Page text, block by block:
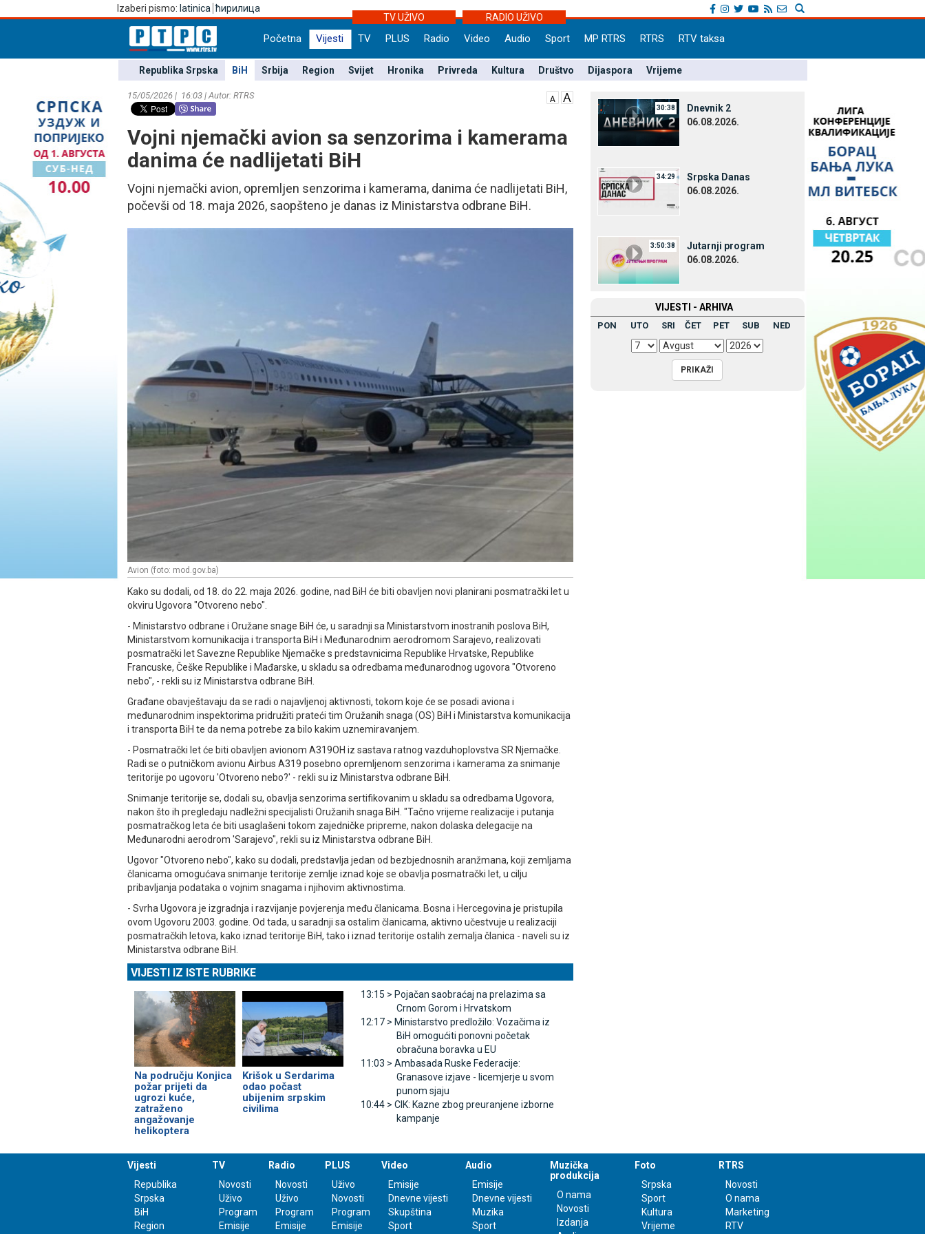
Izaberi pismo: latinica ћирилица
TV UŽIVO
RADIO UŽIVO
Početna Vijesti TV PLUS Radio Video Audio Sport MP RTRS RTRS RTV taksa
Republika Srpska BiH Srbija Region Svijet Hronika Privreda Kultura Društvo Dijaspora Vrijeme
15/05/2026 | 16:03 | Autor: RTRS
Vojni njemački avion sa senzorima i kamerama
danima će nadlijetati BiH
Vojni njemački avion, opremljen senzorima i kamerama, danima će nadlijetati BiH,
počevši od 18. maja 2026, saopšteno je danas iz Ministarstva odbrane BiH.
Avion (foto: mod.gov.ba)
Kako su dodali, od 18. do 22. maja 2026. godine, nad BiH će biti obavljen novi planirani posmatrački let u
okviru Ugovora "Otvoreno nebo".
- Ministarstvo odbrane i Oružane snage BiH će, u saradnji sa Ministarstvom inostranih poslova BiH,
Ministarstvom komunikacija i transporta BiH i Međunarodnim aerodromom Sarajevo, realizovati
posmatrački let Savezne Republike Njemačke s predstavnicima Republike Hrvatske, Republike
Francuske, Češke Republike i Mađarske, u skladu sa odredbama međunarodnog ugovora "Otvoreno
nebo", - rekli su iz Ministarstva odbrane BiH.
Građane obavještavaju da se radi o najavljenoj aktivnosti, tokom koje će se posadi aviona i
međunarodnim inspektorima pridružiti prateći tim Oružanih snaga (OS) BiH i Ministarstva komunikacija
i transporta BiH te da nema potrebe za bilo kakim uznemiravanjem.
- Posmatrački let će biti obavljen avionom A319OH iz sastava ratnog vazduhoplovstva SR Njemačke.
Radi se o putničkom avionu Airbus A319 posebno opremljenom senzorima i kamerama za snimanje
teritorije po ugovoru 'Otvoreno nebo?' - rekli su iz Ministarstva odbrane BiH.
Snimanje teritorije se, dodali su, obavlja senzorima sertifikovanim u skladu sa odredbama Ugovora,
nakon što ih pregledaju nadležni specijalisti Oružanih snaga BiH. "Tačno vrijeme realizacije i putanja
posmatračkog leta će biti usaglašeni tokom zajedničke pripreme, nakon dolaska delegacije na
Međunarodni aerodrom 'Sarajevo", rekli su iz Ministarstva odbrane BiH.
Ugovor "Otvoreno nebo", kako su dodali, predstavlja jedan od bezbjednosnih aranžmana, koji zemljama
članicama omogućava snimanje teritorije zemlje iznad koje se obavlja posmatrački let, u cilju
pribavljanja podataka o vojnim snagama i njihovim aktivnostima.
- Svrha Ugovora je izgradnja i razvijanje povjerenja među članicama. Bosna i Hercegovina je pristupila
ovom Ugovoru 2003. godine. Od tada, u saradnji sa ostalim članicama, aktivno učestvuje u realizaciji
posmatračkih letova, kako iznad teritorije BiH, tako i iznad teritorije ostalih zemalja članica - naveli su iz
Ministarstva odbrane BiH.
VIJESTI IZ ISTE RUBRIKE
Na području Konjica
požar prijeti da
ugrozi kuće,
zatraženo
angažovanje
helikoptera
Krišok u Serdarima
odao počast
ubijenim srpskim
civilima
13:15 > Pojačan saobraćaj na prelazima sa
Crnom Gorom i Hrvatskom
12:17 > Ministarstvo predložilo: Vozačima iz
BiH omogućiti ponovni početak
obračuna boravka u EU
11:03 > Ambasada Ruske Federacije:
Granasove izjave - licemjerje u svom
punom sjaju
10:44 > CIK: Kazne zbog preuranjene izborne
kampanje
30:38
Dnevnik 2
06.08.2026.
34:29
Srpska Danas
06.08.2026.
3:50:38
Јutarnji program
06.08.2026.
VIЈESTI - ARHIVA
PON UTO SRI ČET PET SUB NED
Vijesti
Republika
Srpska
BiH
Region
TV
Novosti
Uživo
Program
Emisije
Radio
Novosti
Uživo
Program
Emisije
PLUS
Uživo
Novosti
Program
Emisije
Video
Emisije
Dnevne vijesti
Skupština
Sport
Audio
Emisije
Dnevne vijesti
Muzika
Sport
Muzička
produkcija
O nama
Novosti
Izdanja
Foto
Srpska
Sport
Kultura
Vrijeme
RTRS
Novosti
O nama
Marketing
RTV